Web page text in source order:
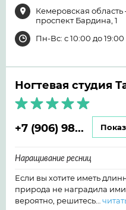
Кемеровская
проспект Бардина, 1
Пн-Вс: с 10:00 до 19:00
Ногтевая студия
+7 (906) 98...
Наращивание ресниц
Если вы хотите иметь
природа не наградила
вероятно, решитесь…